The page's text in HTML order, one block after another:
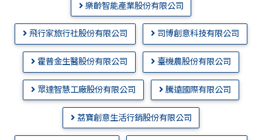
樂齡智能產業股份有限公司
飛行家旅行社股份有限公司 司博創意科技有限公司
霍普金生醫股份有限公司 臺機農股份有限公司
眾達智慧工廠股份有限公司 騰遠國際有限公司
荔寶創意生活行銷股份有限公司